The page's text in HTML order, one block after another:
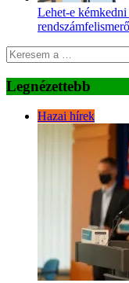
Lehet-e
Legnézettebb
Hazai hírek